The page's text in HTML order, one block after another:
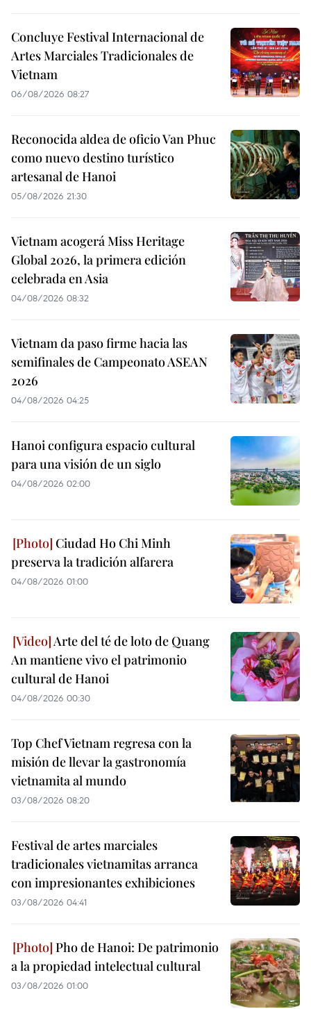
Concluye Festival Internacional de
Artes Marciales Tradicionales de
Vietnam
06/08/2026 08:27
Reconocida aldea de oficio Van Phuc
como nuevo destino turístico
artesanal de Hanoi
05/08/2026 21:30
Vietnam acogerá Miss Heritage
Global 2026, la primera edición
celebrada en Asia
04/08/2026 08:32
Vietnam da paso firme hacia las
semifinales de Campeonato ASEAN
2026
04/08/2026 04:25
Hanoi configura espacio cultural
para una visión de un siglo
04/08/2026 02:00
Ciudad Ho Chi Minh
preserva la tradición alfarera
04/08/2026 01:00
Arte del té de loto de Quang
An mantiene vivo el patrimonio
cultural de Hanoi
04/08/2026 00:30
Top Chef Vietnam regresa con la
misión de llevar la gastronomía
vietnamita al mundo
03/08/2026 08:20
Festival de artes marciales
tradicionales vietnamitas arranca
con impresionantes exhibiciones
03/08/2026 04:41
Pho de Hanoi: De patrimonio
a la propiedad intelectual cultural
03/08/2026 01:00